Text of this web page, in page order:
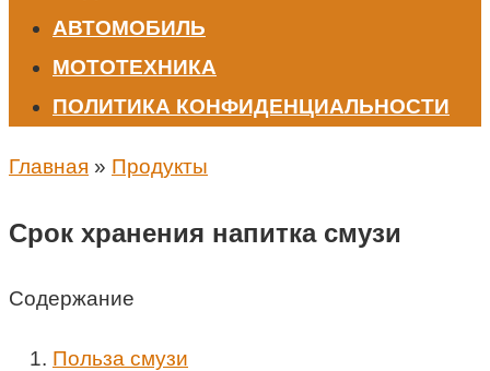
АВТОМОБИЛЬ
МОТОТЕХНИКА
ПОЛИТИКА КОНФИДЕНЦИАЛЬНОСТИ
Главная » Продукты
Срок хранения напитка смузи
Содержание
Польза смузи